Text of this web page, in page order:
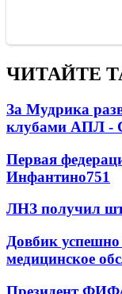
ЧИТАЙТЕ
За Мудрика
клубами АПЛ
Первая
Инфантино751
ЛНЗ получил
Довбик
медицинское